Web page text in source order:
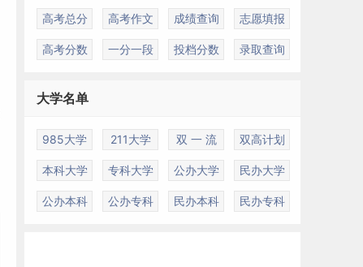
高考总分 高考作文 成绩查询 志愿填报
高考分数 一分一段 投档分数 录取查询
大学名单
985大学 211大学 双 一 流 双高计划
本科大学 专科大学 公办大学 民办大学
公办本科 公办专科 民办本科 民办专科